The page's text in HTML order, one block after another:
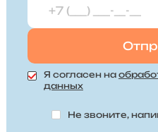
Я согласен на
данных
Не звоните,